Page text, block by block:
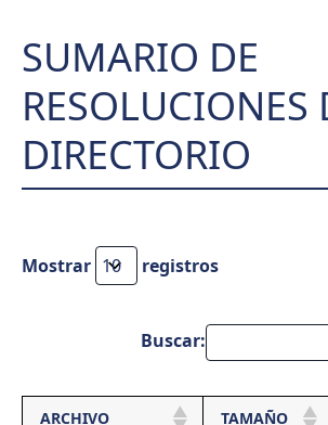
SUMARIO DE
RESOLUCIONES
DIRECTORIO
Mostrar registros
Buscar:
ARCHIVO TAMAÑO